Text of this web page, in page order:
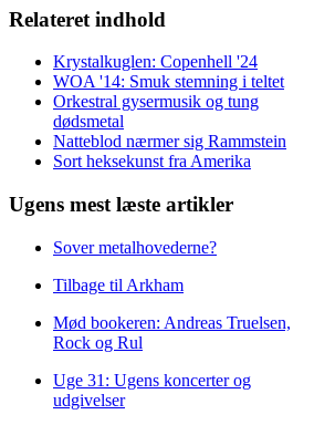
Relateret indhold
Krystalkuglen: Copenhell '24
WOA '14: Smuk stemning i teltet
Orkestral gysermusik og tung
dødsmetal
Natteblod nærmer sig Rammstein
Sort heksekunst fra Amerika
Ugens mest læste artikler
Sover metalhovederne?
Tilbage til Arkham
Mød bookeren: Andreas Truelsen,
Rock og Rul
Uge 31: Ugens koncerter og
udgivelser